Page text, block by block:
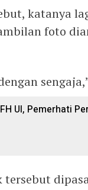
katanya
foto
UI, Pemerhati